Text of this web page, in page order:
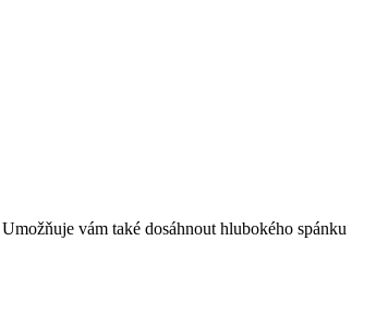
vám také dosáhnout hlubokého spánku